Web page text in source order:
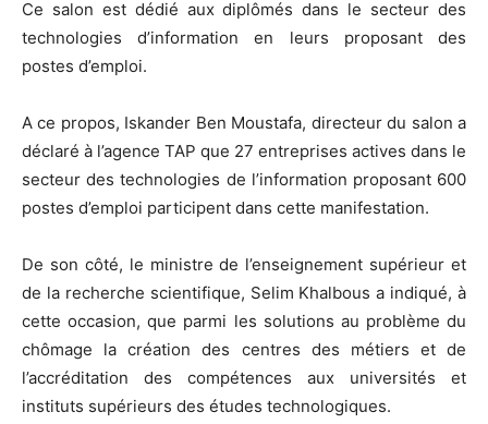
Ce salon est dédié aux diplômés dans le secteur des
technologies d’information en leurs proposant des
postes d’emploi.
A ce propos, Iskander Ben Moustafa, directeur du salon a
déclaré à l’agence TAP que 27 entreprises actives dans le
secteur des technologies de l’information proposant 600
postes d’emploi participent dans cette manifestation.
De son côté, le ministre de l’enseignement supérieur et
de la recherche scientifique, Selim Khalbous a indiqué, à
cette occasion, que parmi les solutions au problème du
chômage la création des centres des métiers et de
l’accréditation des compétences aux universités et
instituts supérieurs des études technologiques.